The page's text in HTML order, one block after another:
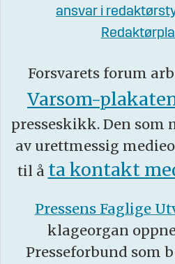
ansvar i
Forsvarets forum
Varsom-
presseskikk. Den som
av urettmessig
til å ta kontakt
Pressens Faglige
klageorgan
Presseforbund som